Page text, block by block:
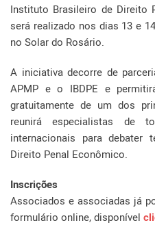
Instituto Brasileiro de Direito
será realizado nos dias 13 e
no Solar do Rosário.
A iniciativa decorre de
APMP e o IBDPE e
gratuitamente de um dos
reunirá especialistas de
internacionais para debater
Direito Penal Econômico.
Inscrições
Associados e associadas já
formulário online, disponível